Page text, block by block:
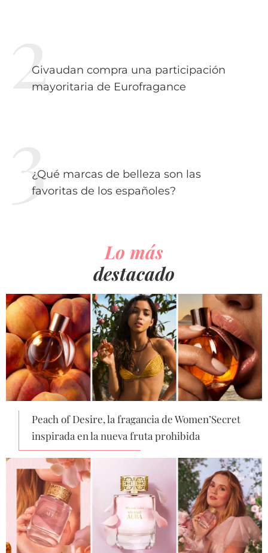
Givaudan compra una participación
mayoritaria de Eurofragance
¿Qué marcas de belleza son las
favoritas de los españoles?
Lo más
destacado
Peach of Desire, la fragancia de Women’Secret
inspirada en la nueva fruta prohibida